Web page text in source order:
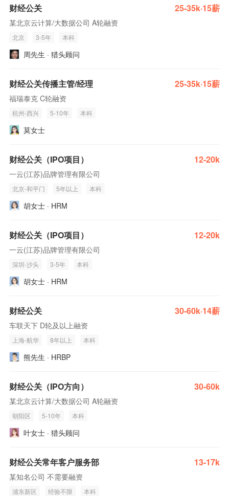
财经公关 25-35k·15薪
某北京云计算/大数据公司 A轮融资
北京 3-5年 本科
周先生 · 猎头顾问
财经公关传播主管/经理 25-35k·15薪
福瑞泰克 C轮融资
杭州-西兴 5-10年 本科
莫女士
财经公关（IPO项目） 12-20k
一云(江苏)品牌管理有限公司
北京-和平门 5年以上 本科
胡女士 · HRM
财经公关（IPO项目） 12-20k
一云(江苏)品牌管理有限公司
深圳-沙头 3-5年 本科
胡女士 · HRM
财经公关 30-60k·14薪
车联天下 D轮及以上融资
上海-航华 8年以上 本科
熊先生 · HRBP
财经公关（IPO方向） 30-60k
某北京云计算/大数据公司 A轮融资
朝阳区 5-10年 本科
叶女士 · 猎头顾问
财经公关常年客户服务部 13-17k
某知名公司 不需要融资
浦东新区 经验不限 本科